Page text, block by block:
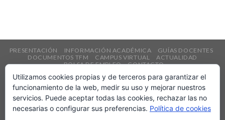
PRESENTACIÓN INFORMACIÓN ACADÉMICA
GUÍAS DOCENTES
DOCUMENTOS TFM
CAMPUS VIRTUAL
ACTUALIDAD
BOLSA DE EMPLEO
CONTACTO
Protección de datos
Aviso legal
Política cookies
Copyright 2026 ©Universidad de Valladolid
Utilizamos cookies propias y de terceros para garantizar el
funcionamiento de la web, medir su uso y mejorar nuestros
servicios. Puede aceptar todas las cookies, rechazar las no
necesarias o configurar sus preferencias. Política de cookies